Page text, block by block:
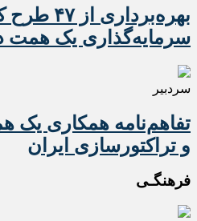
سرمایه‌گذاری یک همت
سردبیر
تفاهم‌نامه همکاری یک
و تراکتورسازی ایران
فرهنگـی